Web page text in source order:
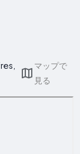
マップで
見る